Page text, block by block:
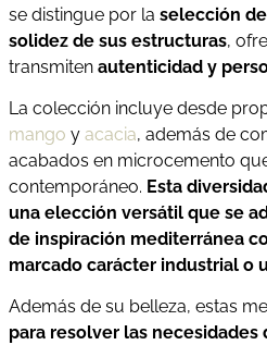
se distingue por la selección
solidez de sus estructuras,
transmiten autenticidad y
La colección incluye desde
mango y acacia, además de
acabados en microcemento
contemporáneo. Esta
una elección versátil que se
de inspiración mediterránea
marcado carácter industrial o
Además de su belleza, estas
para resolver las necesidades